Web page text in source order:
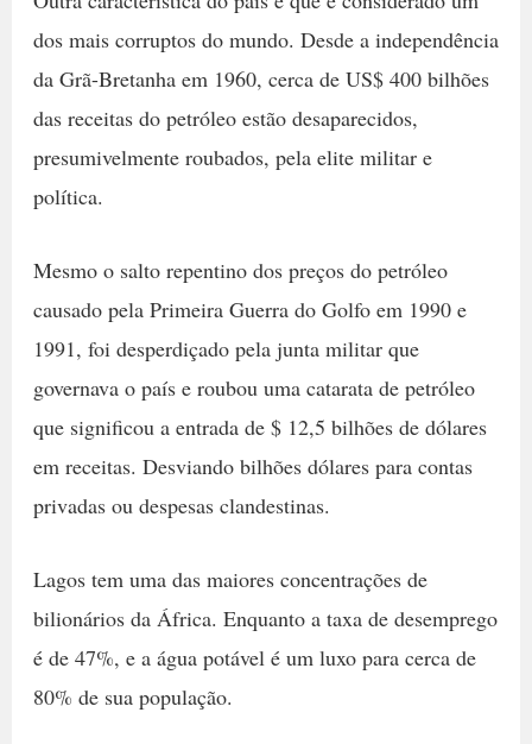
dos mais corruptos do mundo. Desde a independência
da Grã-Bretanha em 1960, cerca de US$ 400 bilhões
das receitas do petróleo estão desaparecidos,
presumivelmente roubados, pela elite militar e
política.
Mesmo o salto repentino dos preços do petróleo
causado pela Primeira Guerra do Golfo em 1990 e
1991, foi desperdiçado pela junta militar que
governava o país e roubou uma catarata de petróleo
que significou a entrada de $ 12,5 bilhões de dólares
em receitas. Desviando bilhões dólares para contas
privadas ou despesas clandestinas.
Lagos tem uma das maiores concentrações de
bilionários da África. Enquanto a taxa de desemprego
é de 47%, e a água potável é um luxo para cerca de
80% de sua população.